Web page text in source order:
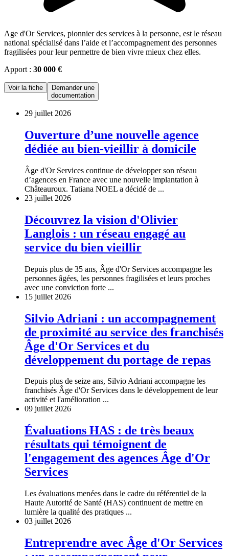
Age d'Or Services, pionnier des services à la personne, est le réseau
national spécialisé dans l’aide et l’accompagnement des personnes
fragilisées pour leur permettre de bien vivre mieux chez elles.
Apport : 30 000 €
Voir la fiche
Demander une
documentation
29 juillet 2026
Ouverture d’une nouvelle agence
dédiée au bien-vieillir à domicile
Âge d'Or Services continue de développer son réseau
d’agences en France avec une nouvelle implantation à
Châteauroux. Tatiana NOEL a décidé de ...
23 juillet 2026
Découvrez la vision d'Olivier
Langlois : un réseau engagé au
service du bien vieillir
Depuis plus de 35 ans, Âge d'Or Services accompagne les
personnes âgées, les personnes fragilisées et leurs proches
avec une conviction forte ...
15 juillet 2026
Silvio Adriani : un accompagnement
de proximité au service des franchisés
Âge d'Or Services et du
développement du portage de repas
Depuis plus de seize ans, Silvio Adriani accompagne les
franchisés Âge d'Or Services dans le développement de leur
activité et l'amélioration ...
09 juillet 2026
Évaluations HAS : de très beaux
résultats qui témoignent de
l'engagement des agences Âge d'Or
Services
Les évaluations menées dans le cadre du référentiel de la
Haute Autorité de Santé (HAS) continuent de mettre en
lumière la qualité des pratiques ...
03 juillet 2026
Entreprendre avec Âge d'Or Services